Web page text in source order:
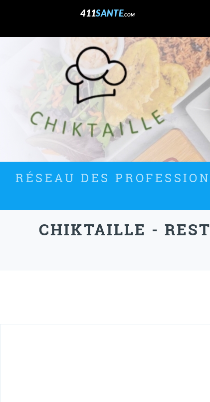
411SANTE.COM
RÉSEAU DES
CHIKTAILLE -